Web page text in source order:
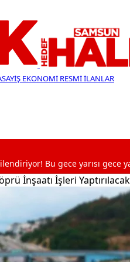
EKONOMİ RESMİ İLANLAR
gece yarısı gece yarısı
İnşaatı İşleri